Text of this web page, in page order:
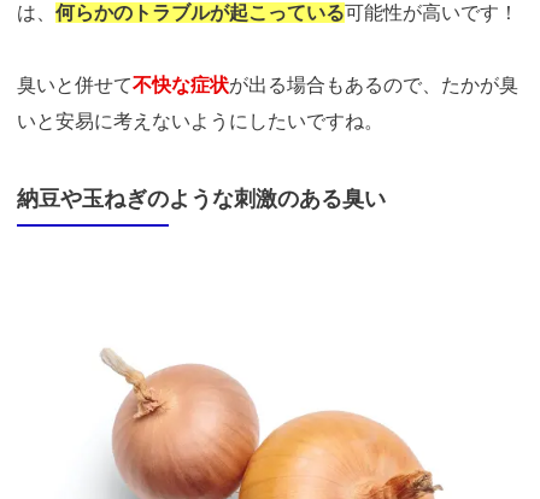
は、 何らかのトラブルが起こっている可能性が高いです！
臭いと併せて不快な症状が出る場合もあるので、たかが臭
いと安易に考えないようにしたいですね。
納豆や玉ねぎのような刺激のある臭い